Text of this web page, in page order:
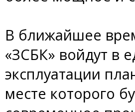
В ближайшее
«ЗСБК» войдут в
эксплуатации
месте которого